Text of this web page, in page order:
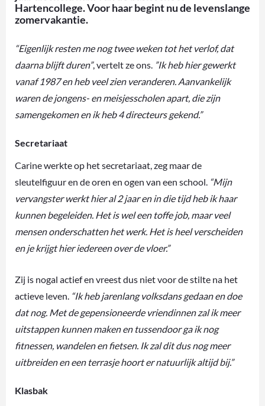
Hartencollege. Voor haar begint nu de levenslange
zomervakantie.
“Eigenlijk resten me nog twee weken tot het verlof, dat
daarna blijft duren”, vertelt ze ons. ”Ik heb hier gewerkt
vanaf 1987 en heb veel zien veranderen. Aanvankelijk
waren de jongens- en meisjesscholen apart, die zijn
samengekomen en ik heb 4 directeurs gekend.”
Secretariaat
Carine werkte op het secretariaat, zeg maar de
sleutelfiguur en de oren en ogen van een school. “Mijn
vervangster werkt hier al 2 jaar en in die tijd heb ik haar
kunnen begeleiden. Het is wel een toffe job, maar veel
mensen onderschatten het werk. Het is heel verscheiden
en je krijgt hier iedereen over de vloer.”
Zij is nogal actief en vreest dus niet voor de stilte na het
actieve leven. “Ik heb jarenlang volksdans gedaan en doe
dat nog. Met de gepensioneerde vriendinnen zal ik meer
uitstappen kunnen maken en tussendoor ga ik nog
fitnessen, wandelen en fietsen. Ik zal dit dus nog meer
uitbreiden en een terrasje hoort er natuurlijk altijd bij.”
Klasbak